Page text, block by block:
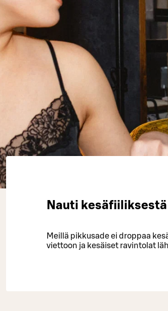
Nauti
Meillä pikkusade ei droppaa
viettoon ja kesäiset ravintolat